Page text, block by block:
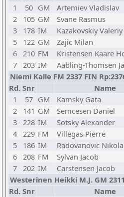
1
50 GM Artemiev Vladislav
2
105 GM Svane Rasmus
3
178 IM Kazakovskiy Valeriy
5
122 GM Zajic Milan
6 210 FM Kristensen Kaare
7 203 IM Aabling-Thomsen
Niemi Kalle FM 2337 FIN
Rd. Snr Name
1
57 GM Kamsky Gata
2
141 GM Semcesen Daniel
3 228 IM Sotsky Alexander
4 229 FM Villegas Pierre
5
186 IM Radovanovic Nikola
6 208 FM Sylvan Jacob
7 202 IM Carstensen Jacob
Westerinen Heikki M.J. GM
Rd. Snr Name